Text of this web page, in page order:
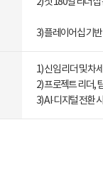
3) 플레이어십 기
1) 신임 리더 및 차
2) 프로젝트 리더,
3) AI·디지털 전환